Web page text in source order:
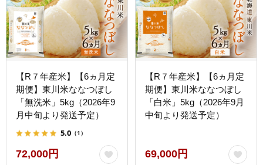
【R７年産米】【6ヵ月定
期便】東川米ななつぼし
「無洗米」5kg（2026年9
月中旬より発送予定）
5.0 （1）
72,000円
【R７年産米】【6ヵ月定
期便】東川米ななつぼし
「白米」5kg（2026年9月
中旬より発送予定）
69,000円